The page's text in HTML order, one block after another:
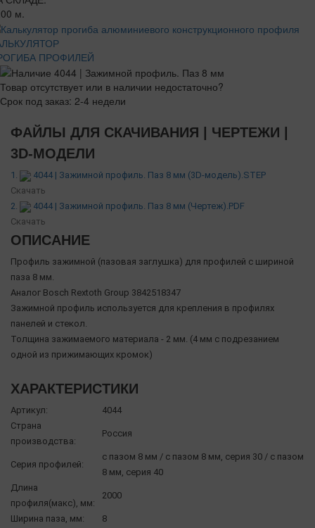
м.
ПРОФИЛЕЙ
Товар отсутствует или в наличии недостаточно?
Срок под заказ: 2-4 недели
ФАЙЛЫ ДЛЯ СКАЧИВАНИЯ | ЧЕРТЕЖИ |
3D-МОДЕЛИ
1.
4044 | Зажимной профиль. Паз 8 мм (3D-модель).STEP
Скачать
2.
4044 | Зажимной профиль. Паз 8 мм (Чертеж).PDF
Скачать
ОПИСАНИЕ
Профиль зажимной (пазовая заглушка) для профилей с шириной
паза 8 мм.
Аналог Bosch Rextoth Group 3842518347
Зажимной профиль используется для крепления в профилях
панелей и стекол.
Толщина зажимаемого материала - 2 мм. (4 мм с подрезанием
одной из прижимающих кромок)
ХАРАКТЕРИСТИКИ
Артикул:
4044
Страна
производства:
Россия
Серия профилей:
с пазом 8 мм / с пазом 8 мм, серия 30 / с пазом
8 мм, серия 40
Длина
профиля(макс), мм:
2000
Ширина паза, мм:
8